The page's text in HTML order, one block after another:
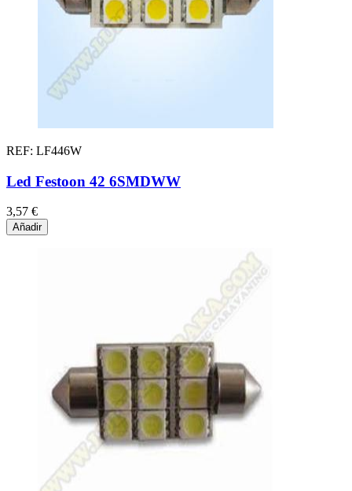
REF: LF446W
Led Festoon 42 6SMDWW
3,57 €
Añadir